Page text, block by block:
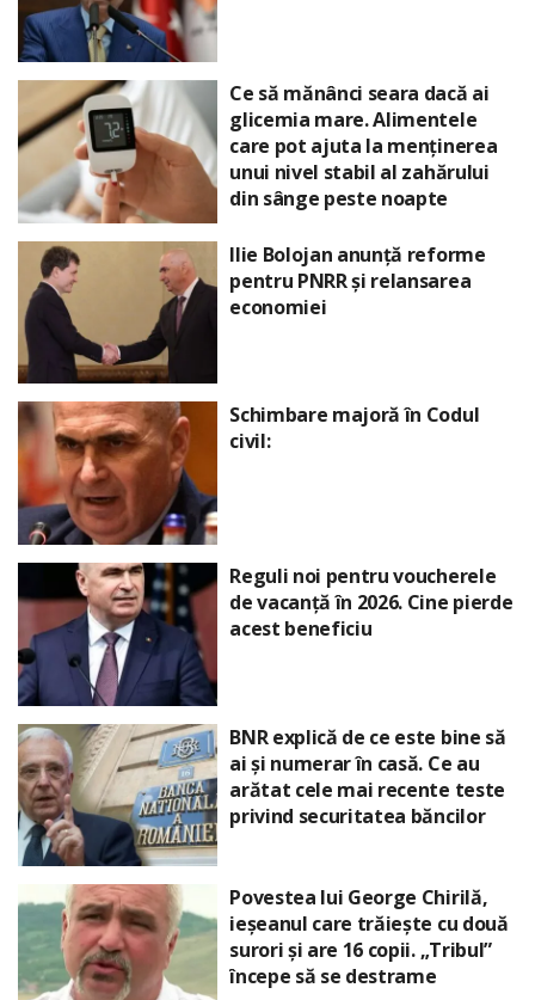
Ce să mănânci seara dacă ai
glicemia mare. Alimentele
care pot ajuta la menținerea
unui nivel stabil al zahărului
din sânge peste noapte
Ilie Bolojan anunță reforme
pentru PNRR și relansarea
economiei
Schimbare majoră în Codul
civil:
Reguli noi pentru voucherele
de vacanță în 2026. Cine pierde
acest beneficiu
BNR explică de ce este bine să
ai și numerar în casă. Ce au
arătat cele mai recente teste
privind securitatea băncilor
Povestea lui George Chirilă,
ieșeanul care trăiește cu două
surori și are 16 copii. „Tribul”
începe să se destrame